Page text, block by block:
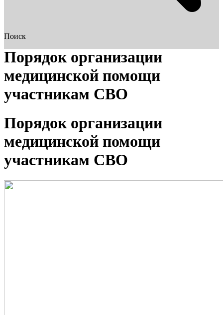
Поиск
Порядок организации
медицинской помощи
участникам СВО
Порядок организации
медицинской помощи
участникам СВО